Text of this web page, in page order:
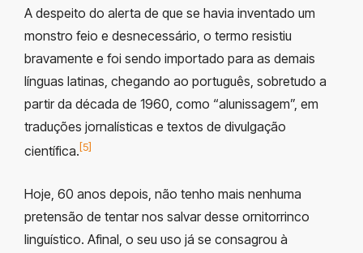
A despeito do alerta de que se havia inventado um
monstro feio e desnecessário, o termo resistiu
bravamente e foi sendo importado para as demais
línguas latinas, chegando ao português, sobretudo a
partir da década de 1960, como “alunissagem”, em
traduções jornalísticas e textos de divulgação
científica.[5]
Hoje, 60 anos depois, não tenho mais nenhuma
pretensão de tentar nos salvar desse ornitorrinco
linguístico. Afinal, o seu uso já se consagrou à